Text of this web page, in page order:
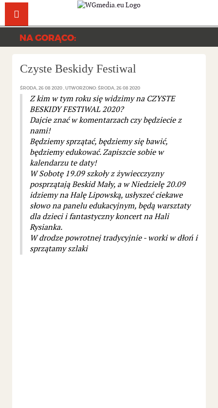
NA GORĄCO:
Czyste Beskidy Festiwal
ŚRODA, 26 08 2020 UTWORZONO: ŚRODA, 26 08 2020
Z kim w tym roku się widzimy na CZYSTE
BESKIDY FESTIWAL 2020?
Dajcie znać w komentarzach czy będziecie z
nami!
Będziemy sprzątać, będziemy się bawić,
będziemy edukować. Zapiszcie sobie w
kalendarzu te daty!
W Sobotę 19.09 szkoły z żywiecczyzny
posprzątają Beskid Mały, a w Niedzielę 20.09
idziemy na Halę Lipowską, usłyszeć ciekawe
słowo na panelu edukacyjnym, będą warsztaty
dla dzieci i fantastyczny koncert na Hali
Rysianka.
W drodze powrotnej tradycyjnie - worki w dłoń i
sprzątamy szlaki